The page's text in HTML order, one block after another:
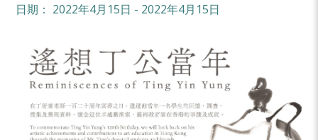
日期： 2022年4月15日 - 2022年4月15日